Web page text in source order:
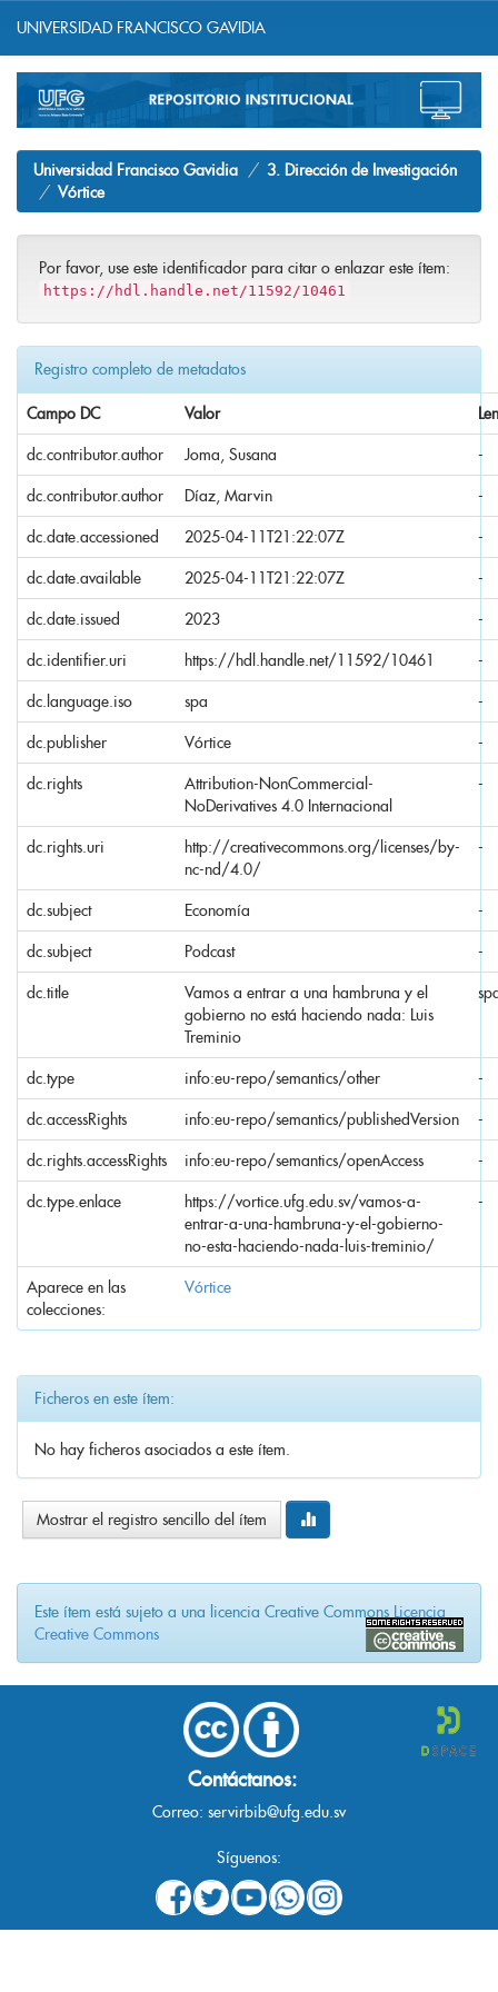
navigation
UNIVERSIDAD FRANCISCO GAVIDIA
Universidad Francisco Gavidia
3. Dirección de Investigación
Vórtice
Por favor, use este identificador para citar o enlazar este ítem:
https://hdl.handle.net/11592/10461
Registro completo de metadatos
Campo DC Valor
dc.contributor.author Joma, Susana -
dc.contributor.author Díaz, Marvin -
dc.date.accessioned 2025-04-11T21:22:07Z -
dc.date.available 2025-04-11T21:22:07Z -
dc.date.issued 2023 -
dc.identifier.uri https://hdl.handle.net/11592/10461 -
dc.language.iso spa -
dc.publisher Vórtice -
dc.rights
Attribution-NonCommercial-
NoDerivatives 4.0 Internacional
-
dc.rights.uri
http://creativecommons.org/licenses/by-
nc-nd/4.0/
-
dc.subject Economía -
dc.subject Podcast -
dc.title
Vamos a entrar a una hambruna y el
gobierno no está haciendo nada: Luis
Treminio
dc.type info:eu-repo/semantics/other -
dc.accessRights info:eu-repo/semantics/publishedVersion -
dc.rights.accessRights info:eu-repo/semantics/openAccess -
dc.type.enlace
https://vortice.ufg.edu.sv/vamos-a-
entrar-a-una-hambruna-y-el-gobierno-
no-esta-haciendo-nada-luis-treminio/
-
Aparece en las
colecciones:
Vórtice
Ficheros en este ítem:
No hay ficheros asociados a este ítem.
Mostrar el registro sencillo del ítem
Este ítem está sujeto a una licencia Creative Commons Licencia
Creative Commons
Contáctanos:
Correo: servirbib@ufg.edu.sv
Síguenos: